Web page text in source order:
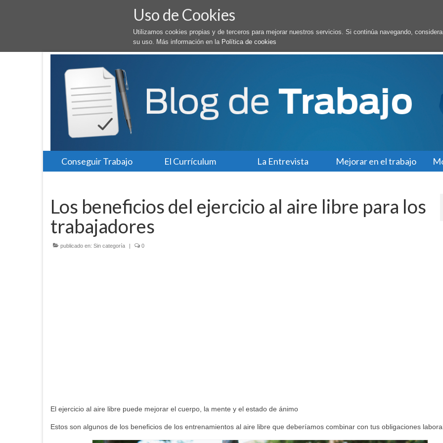
Uso de Cookies
Utilizamos cookies propias y de terceros para mejorar nuestros servicios. Si continúa navegando,
su uso. Más información en la Política de cookies
Conseguir Trabajo El Currículum La Entrevista Mejorar en el trabajo
Los beneficios del ejercicio al aire libre para los
trabajadores
publicado en: Sin categoría | 0
El ejercicio al aire libre puede mejorar el cuerpo, la mente y el estado de ánimo
Estos son algunos de los beneficios de los entrenamientos al aire libre que deberíamos combinar con tus obligaciones